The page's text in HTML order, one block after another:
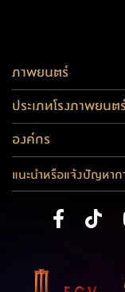
ภาพยนตร์
ประเภทโรงภาพยนต
องค์กร
แนะนำหรือแจ้งปัญหาก